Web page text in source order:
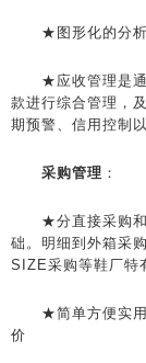
★图形化的分析
★应收管理是通
款进行综合管理，
期预警、信用控制
采购管理 ：
★分直接采购和
础。明细到外箱采
SIZE采购等鞋厂特
★简单方便实用
价